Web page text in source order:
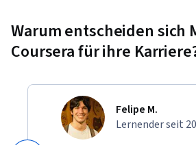
Warum entscheiden sich
Coursera für ihre
Felipe M.
Lernender seit